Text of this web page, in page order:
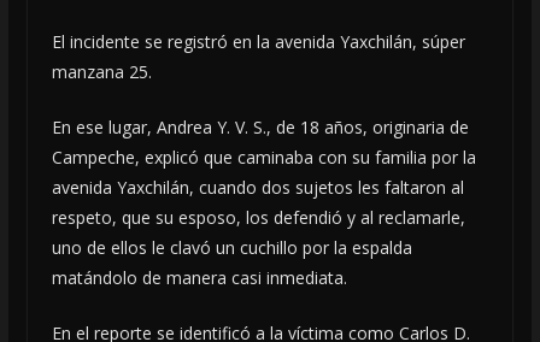
El incidente se registró en la avenida Yaxchilán, súper
manzana 25.
En ese lugar, Andrea Y. V. S., de 18 años, originaria de
Campeche, explicó que caminaba con su familia por la
avenida Yaxchilán, cuando dos sujetos les faltaron al
respeto, que su esposo, los defendió y al reclamarle,
uno de ellos le clavó un cuchillo por la espalda
matándolo de manera casi inmediata.
En el reporte se identificó a la víctima como Carlos D.